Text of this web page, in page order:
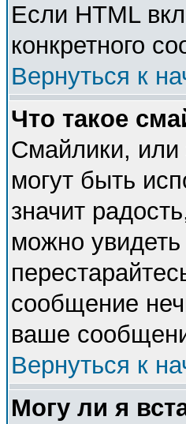
Если HTML
конкретного
Вернуться к
Что такое
Смайлики, или
могут быть
значит
можно
сообщение
ваше
Вернуться к
Могу ли я